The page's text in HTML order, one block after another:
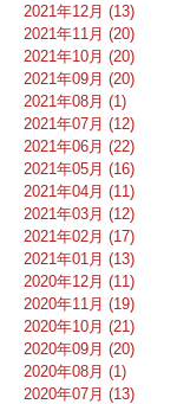
2021年12月 (13)
2021年11月 (20)
2021年10月 (20)
2021年09月 (20)
2021年08月 (1)
2021年07月 (12)
2021年06月 (22)
2021年05月 (16)
2021年04月 (11)
2021年03月 (12)
2021年02月 (17)
2021年01月 (13)
2020年12月 (11)
2020年11月 (19)
2020年10月 (21)
2020年09月 (20)
2020年08月 (1)
2020年07月 (13)